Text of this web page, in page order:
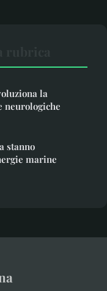
la
neurologiche
stanno
marine